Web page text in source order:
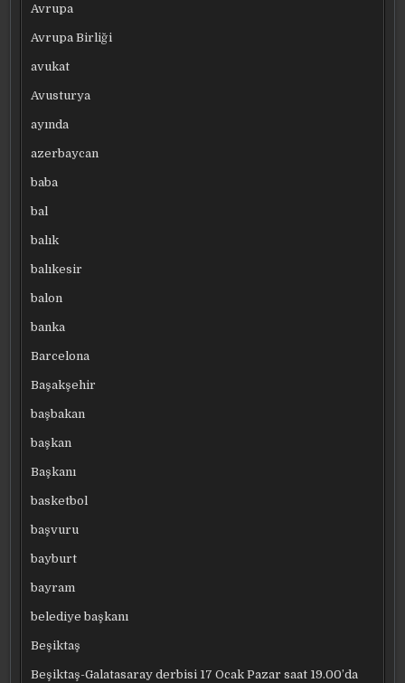
Avrupa
Avrupa Birliği
avukat
Avusturya
ayında
azerbaycan
baba
bal
balık
balıkesir
balon
banka
Barcelona
Başakşehir
başbakan
başkan
Başkanı
basketbol
başvuru
bayburt
bayram
belediye başkanı
Beşiktaş
Beşiktaş-Galatasaray derbisi 17 Ocak Pazar saat 19.00’da